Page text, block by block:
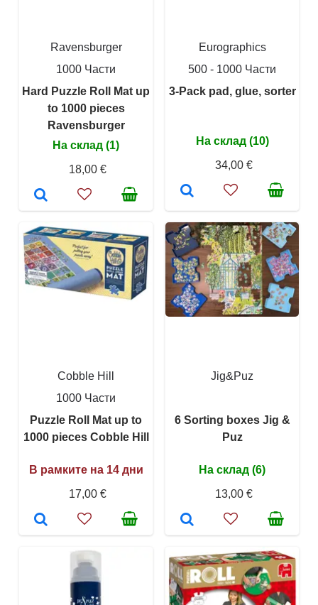
Ravensburger
1000 Части
Hard Puzzle Roll Mat up
to 1000 pieces
Ravensburger
На склад (1)
18,00 €
Eurographics
500 - 1000 Части
3-Pack pad, glue, sorter
На склад (10)
34,00 €
Cobble Hill
1000 Части
Puzzle Roll Mat up to
1000 pieces Cobble Hill
В рамките на 14 дни
17,00 €
Jig&Puz
6 Sorting boxes Jig &
Puz
На склад (6)
13,00 €